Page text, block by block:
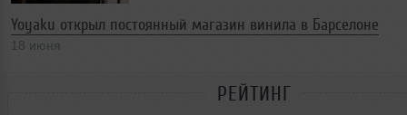
Yoyaku открыл постоянный магазин винила в Барселоне
18 июня
РЕЙТИНГ